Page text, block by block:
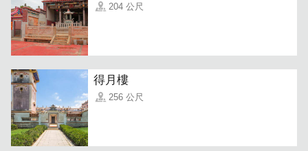
204 公尺
得月樓
256 公尺